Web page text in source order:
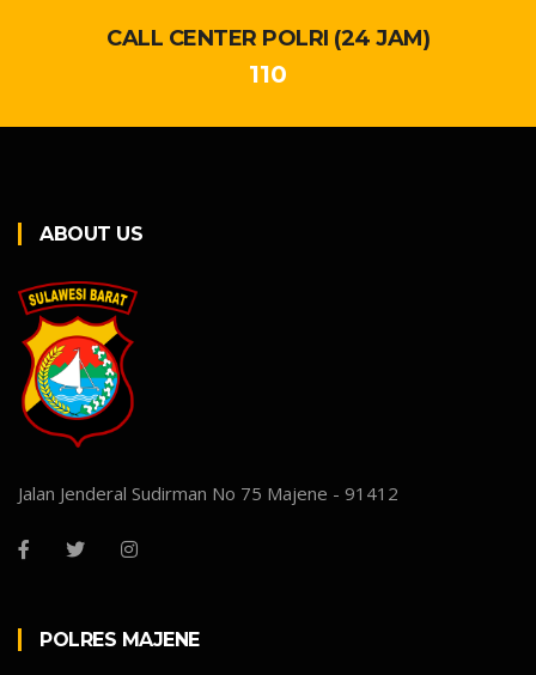
CALL CENTER POLRI (24 JAM)
110
ABOUT US
Jalan Jenderal Sudirman No 75 Majene - 91412
POLRES MAJENE